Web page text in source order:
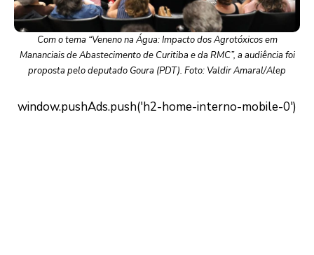
Com o tema “Veneno na Água: Impacto dos Agrotóxicos em
Mananciais de Abastecimento de Curitiba e da RMC”, a audiência foi
proposta pelo deputado Goura (PDT). Foto: Valdir Amaral/Alep